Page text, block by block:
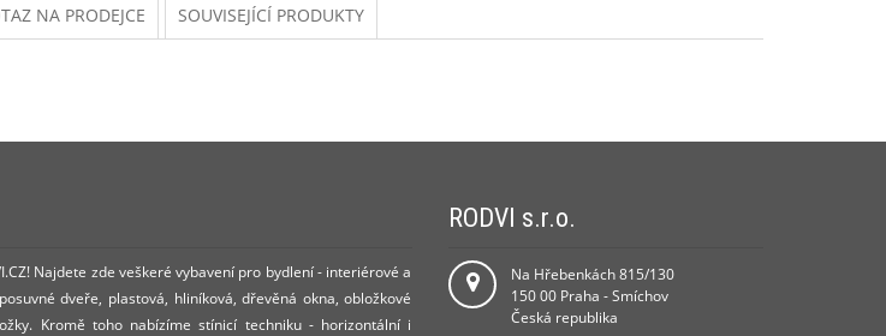
NA PRODEJCE SOUVISEJÍCÍ PRODUKTY
Najdete zde veškeré vybavení pro bydlení - interiérové a
dveře, plastová, hliníková, dřevěná okna, obložkové
Kromě toho nabízíme stínicí techniku - horizontální i
RODVI s.r.o.
Na Hřebenkách 815/130
150 00 Praha - Smíchov
Česká republika